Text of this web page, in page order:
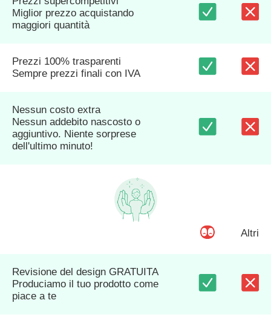
Miglior prezzo acquistando
maggiori quantità
Prezzi 100% trasparenti
Sempre prezzi finali con IVA
Nessun costo extra
Nessun addebito nascosto o
aggiuntivo. Niente sorprese
dell'ultimo minuto!
Altri
Revisione del design GRATUITA
Produciamo il tuo prodotto come
piace a te